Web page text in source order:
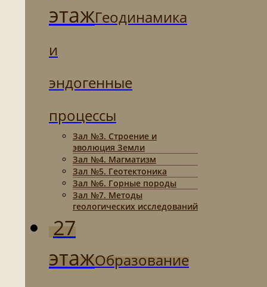
этажГеодинамика
и
эндогенные
процессы
Зал №3. Строение и
эволюция Земли
Зал №4. Магматизм
Зал №5. Геотектоника
Зал №6. Горные породы
Зал №7. Методы
геологических исследований
27
этажОбразование